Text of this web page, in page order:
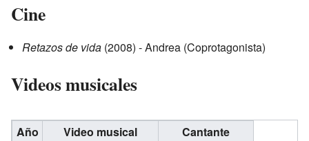
Cine
Retazos de vida (2008) - Andrea (Coprotagonista)
Videos musicales
Año Video musical
Cantante